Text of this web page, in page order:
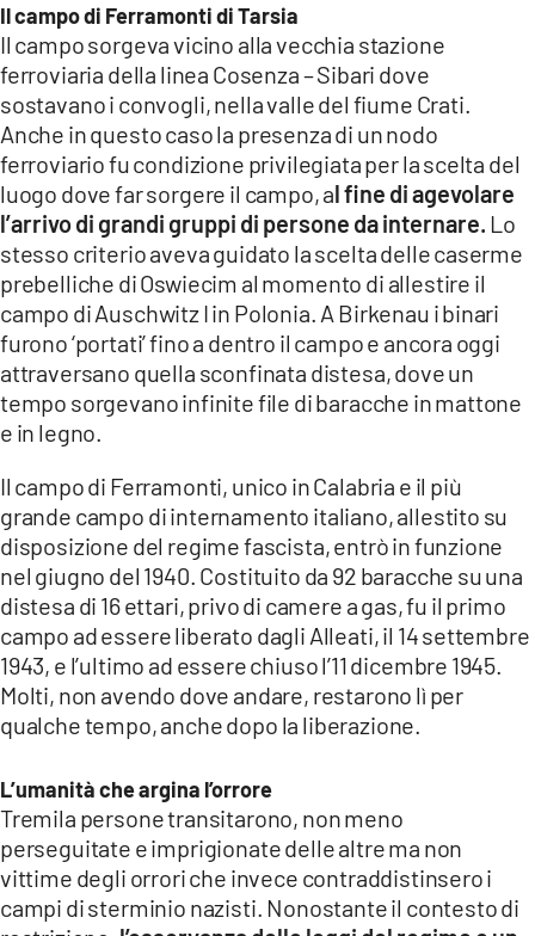
Il campo di Ferramonti di Tarsia
Il campo sorgeva vicino alla vecchia stazione
ferroviaria della linea Cosenza – Sibari dove
sostavano i convogli, nella valle del fiume Crati.
Anche in questo caso la presenza di un nodo
ferroviario fu condizione privilegiata per la scelta del
luogo dove far sorgere il campo, al fine di agevolare
l’arrivo di grandi gruppi di persone da internare. Lo
stesso criterio aveva guidato la scelta delle caserme
prebelliche di Oswiecim al momento di allestire il
campo di Auschwitz I in Polonia. A Birkenau i binari
furono ‘portati’ fino a dentro il campo e ancora oggi
attraversano quella sconfinata distesa, dove un
tempo sorgevano infinite file di baracche in mattone
e in legno.
Il campo di Ferramonti, unico in Calabria e il più
grande campo di internamento italiano, allestito su
disposizione del regime fascista, entrò in funzione
nel giugno del 1940. Costituito da 92 baracche su una
distesa di 16 ettari, privo di camere a gas, fu il primo
campo ad essere liberato dagli Alleati, il 14 settembre
1943, e l’ultimo ad essere chiuso l’11 dicembre 1945.
Molti, non avendo dove andare, restarono lì per
qualche tempo, anche dopo la liberazione.
L’umanità che argina l’orrore
Tremila persone transitarono, non meno
perseguitate e imprigionate delle altre ma non
vittime degli orrori che invece contraddistinsero i
campi di sterminio nazisti. Nonostante il contesto di